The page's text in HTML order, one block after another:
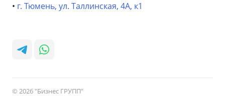
• г. Тюмень, ул. Таллинская, 4А, к1
© 2026 "Бизнес ГРУПП"